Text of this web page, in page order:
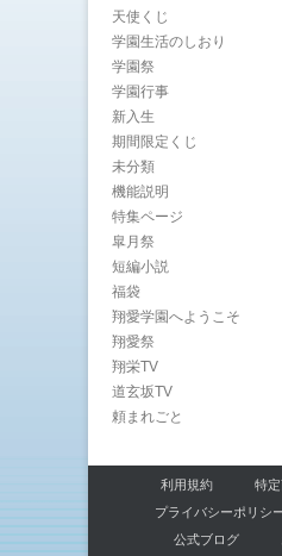
天使くじ
学園生活のしおり
学園祭
学園行事
新入生
期間限定くじ
未分類
機能説明
特集ページ
皐月祭
短編小説
福袋
翔愛学園へようこそ
翔愛祭
翔栄TV
道玄坂TV
頼まれごと
利用規約
特
プライバシーポリシ
公式ブログ